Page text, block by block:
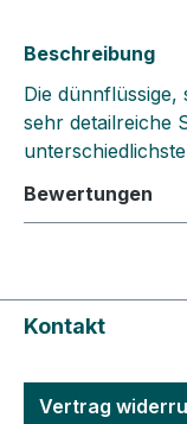
Beschreibung
Die
sehr detailreiche
Bewertungen
Kontakt
Vertrag